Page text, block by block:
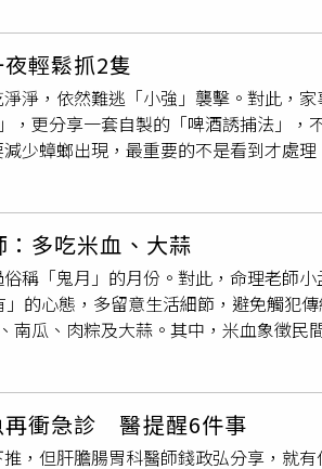
整好心態，切忌悲傷憂慮。
查，拉赫曼否認有重大疏失，聲稱自
他始終未展現悔意、同理心，也未向病
士館」工作，由於每天只睡5、6個小
維生素B群，以及鋅、鐵、鎂等營養品
原PO透露「稟告各位台灣超人，已經
說名字」，她收到的物資除了保健食品
雞上山；更讓她驚訝的是，由於長時
頂醫院都開張了」。許多台灣山友帶物
知道原PO斜方肌不適後，貼心送來類
想「活下去」，尤其山上極度缺乏原型
心卻充滿感動，「在台灣的時候會覺得
的」。原PO也透露，未來自己會分享
山爬山或住宿的人可以參考，「希望
山」。
輕鬆抓2隻
淨，依然難逃「小強」襲擊。對此，
更分享一套自製的「啤酒誘捕法」，
少蟑螂出現，最重要的不是看到才處
少堆放紙箱、報紙或各類雜物，消除
殘渣，垃
保護油膜，使其短時間內失去活動能力
測超有效的「請蟑螂喝啤酒」誘捕法
螂爬入的玻璃瓶或塑膠瓶；再將瓶子
螂喝啤酒」誘捕法。（圖／翻攝自陳映
但因瓶身傾斜且內壁滑順，牠們進得去
全免用市售化學除蟑藥劑，不妨利用
多吃米血、大蒜
稱「鬼月」的月份。對此，命理老師
的心態，多留意生活細節，避免觸犯
南瓜、肉粽及大蒜。其中，米血象徵民
趕惡魔的象徵，因此也有守護平安之
自古便流傳有驅邪避鬼的說法。除了
及民間「抓交替」的傳說；也不建議在
免半夜前往醫院，以及傍晚在宮廟周邊
人肩膀，也不要點檀香或薰香，以免
再衝急診 醫提醒6件事
，但肝膽腸胃科醫師錢政弘分享，就